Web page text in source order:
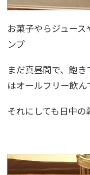
お菓子やらジュー
ンプ
まだ真昼間で、飽
はオールフリー飲
それにしても日中